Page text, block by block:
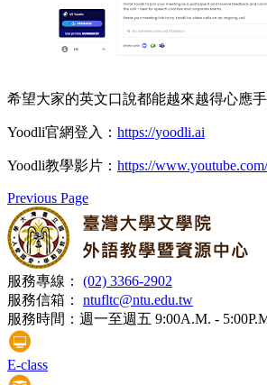
希望大家的英文口說都能越來越得心應手
Yoodli官網登入： https://yoodli.ai
Yoodli教學影片： https://
Previous Page
服務專線：
(02) 3366-2902
服務信箱：
ntufltc@ntu.edu.tw
服務時間： 週一至週五 9:00A.M. -
E-class